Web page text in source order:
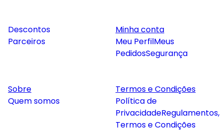
Descontos
Parceiros
Minha conta
Meu PerfilMeus
PedidosSegurança
Sobre
Quem somos
Termos e Condições
Política de
PrivacidadeRegulamentos,
Termos e Condições